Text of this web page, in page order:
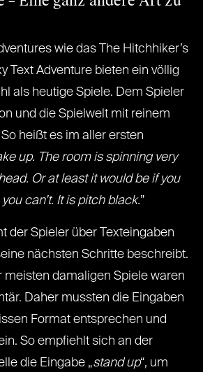
wie das The Hitchhiker’s
Text Adventure bieten ein völlig
als heutige Spiele. Dem Spieler
und die Spielwelt mit reinem
So heißt es im aller ersten
up. The room is spinning very
Or at least it would be if you
can’t. It is pitch black.”
der Spieler über Texteingaben
nächsten Schritte beschreibt.
meisten damaligen Spiele waren
Daher mussten die Eingaben
Format entsprechen und
So empfiehlt sich an der
die Eingabe „stand up“, um